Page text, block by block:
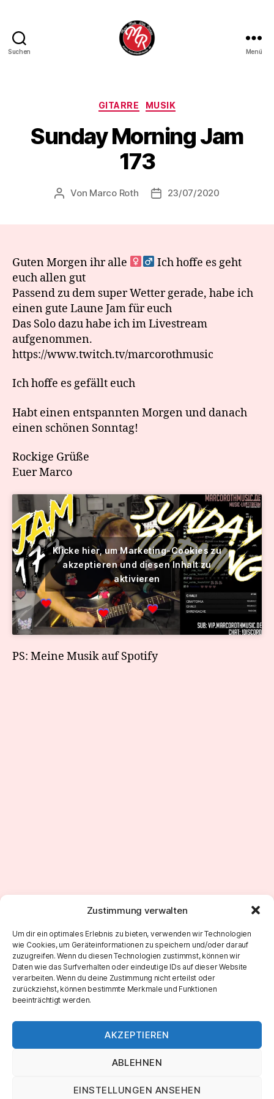
Zustimmung verwalten
Um dir ein optimales Erlebnis zu bieten, verwenden wir Technologien
wie Cookies, um Geräteinformationen zu speichern und/oder darauf
zuzugreifen. Wenn du diesen Technologien zustimmst, können wir
Daten wie das Surfverhalten oder eindeutige IDs auf dieser Website
verarbeiten. Wenn du deine Zustimmung nicht erteilst oder
zurückziehst, können bestimmte Merkmale und Funktionen
beeinträchtigt werden.
AKZEPTIEREN
ABLEHNEN
EINSTELLUNGEN ANSEHEN
Suchen Menü
Kategorien
GITARRE MUSIK
Sunday Morning Jam
173
Beitragsautor
Von Marco Roth Veröffentlichungsdatum
23/07/2020
Guten Morgen ihr alle ‍
Ich hoffe es geht
euch allen gut
Passend zu dem super Wetter gerade, habe ich
einen gute Laune Jam für euch
Das Solo dazu habe ich im Livestream
aufgenommen.
https://www.twitch.tv/marcorothmusic
Ich hoffe es gefällt euch
Habt einen entspannten Morgen und danach
einen schönen Sonntag!
Rockige Grüße
Euer Marco
Klicke hier, um Marketing-Cookies zu
akzeptieren und diesen Inhalt zu
aktivieren
PS: Meine Musik auf Spotify
← Sunday Morning Jam 172
→ Sunday Morning Jam 174
Marco Roth Music